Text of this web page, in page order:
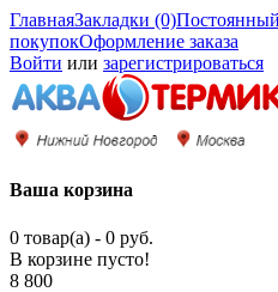
ГлавнаяЗакладки (0)
покупокОформление заказа
Войти или зарегистрироваться
Ваша корзина
0 товар(а) - 0 руб.
В корзине пусто!
8 800